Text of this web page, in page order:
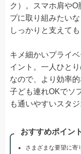
ク）。スマホ肩や
プに取り組みたい
しっかりと支えても
キメ細かいプライ
イント。一人ひと
なので、より効率
子ども連れOKでソ
も通いやすいスタジ
おすすめポイン
さまざまな要望に寄